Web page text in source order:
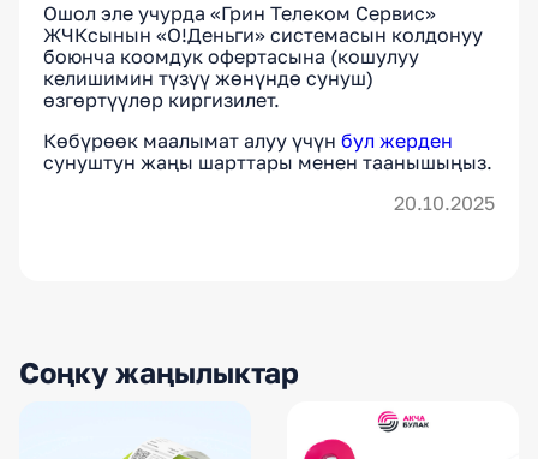
Ошол эле учурда «Грин Телеком Сервис»
ЖЧКсынын «О!Деньги» системасын колдонуу
боюнча коомдук офертасына (кошулуу
келишимин түзүү жөнүндө сунуш)
өзгөртүүлөр киргизилет.
Көбүрөөк маалымат алуу үчүн бул жерден
сунуштун жаңы шарттары менен таанышыңыз.
20.10.2025
Соңку жаңылыктар